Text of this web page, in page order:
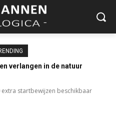
verlangen in de natuur
extra startbewijzen beschikbaar